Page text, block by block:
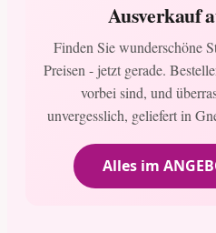
Ausverkauf
Finden Sie wunderschöne
Preisen - jetzt gerade.
vorbei sind, und
unvergesslich, geliefert in
Alles im